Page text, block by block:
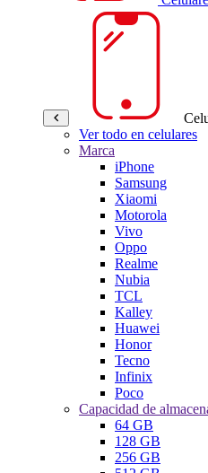
Ver todo en celulares
Marca
iPhone
Samsung
Xiaomi
Motorola
Vivo
Oppo
Realme
Nubia
TCL
Kalley
Huawei
Honor
Tecno
Infinix
Poco
Capacidad de
64 GB
128 GB
256 GB